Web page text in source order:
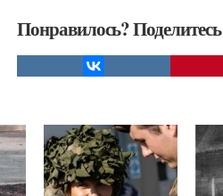
Понравилось?